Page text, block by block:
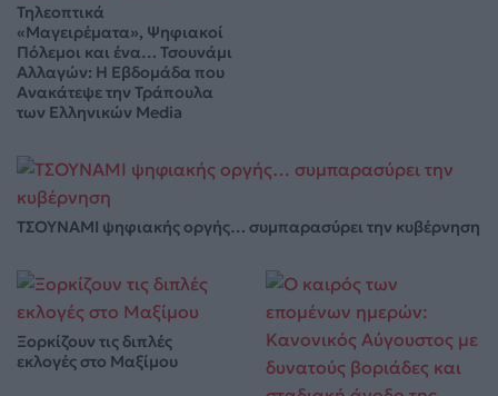
Τηλεοπτικά
«Μαγειρέματα», Ψηφιακοί
Πόλεμοι και ένα… Τσουνάμι
Αλλαγών: Η Εβδομάδα που
Ανακάτεψε την Τράπουλα
των Ελληνικών Media
ΤΣΟΥΝΑΜΙ ψηφιακής οργής… συμπαρασύρει την κυβέρνηση
Ξορκίζουν τις διπλές
εκλογές στο Μαξίμου